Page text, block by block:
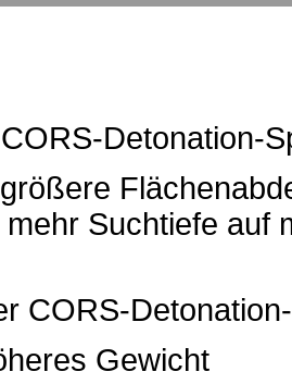
Detonation-
Suchtiefe auf
CORS-
Gewicht